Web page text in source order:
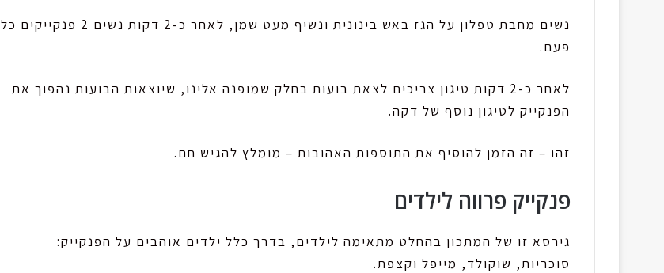
נשים מחבת טפלון על הגז באש בינונית ונשיף מעט שמן, לאחר כ-2 דקות נשים 2 פנקייקים כל
פעם.
לאחר כ-2 דקות טיגון צריכים לצאת בועות בחלק שמופנה אלינו, שיוצאות הבועות נהפוך את
הפנקייק לטיגון נוסף של דקה.
זהו – זה הזמן להוסיף את התוספות האהובות – מומלץ להגיש חם.
פנקייק פרווה לילדים
גירסא זו של המתכון בהחלט מתאימה לילדים, בדרך כלל ילדים אוהבים על הפנקייק:
סוכריות, שוקולד, מייפל וקצפת.